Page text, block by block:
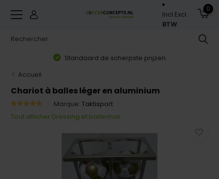
Incl.Excl.
BTW
0
Standaard de scherpste prijzen
Accueil
Chariot à balles léger en aluminium
Marque:Taktisport
Tout afficher Dressing et ballenhok